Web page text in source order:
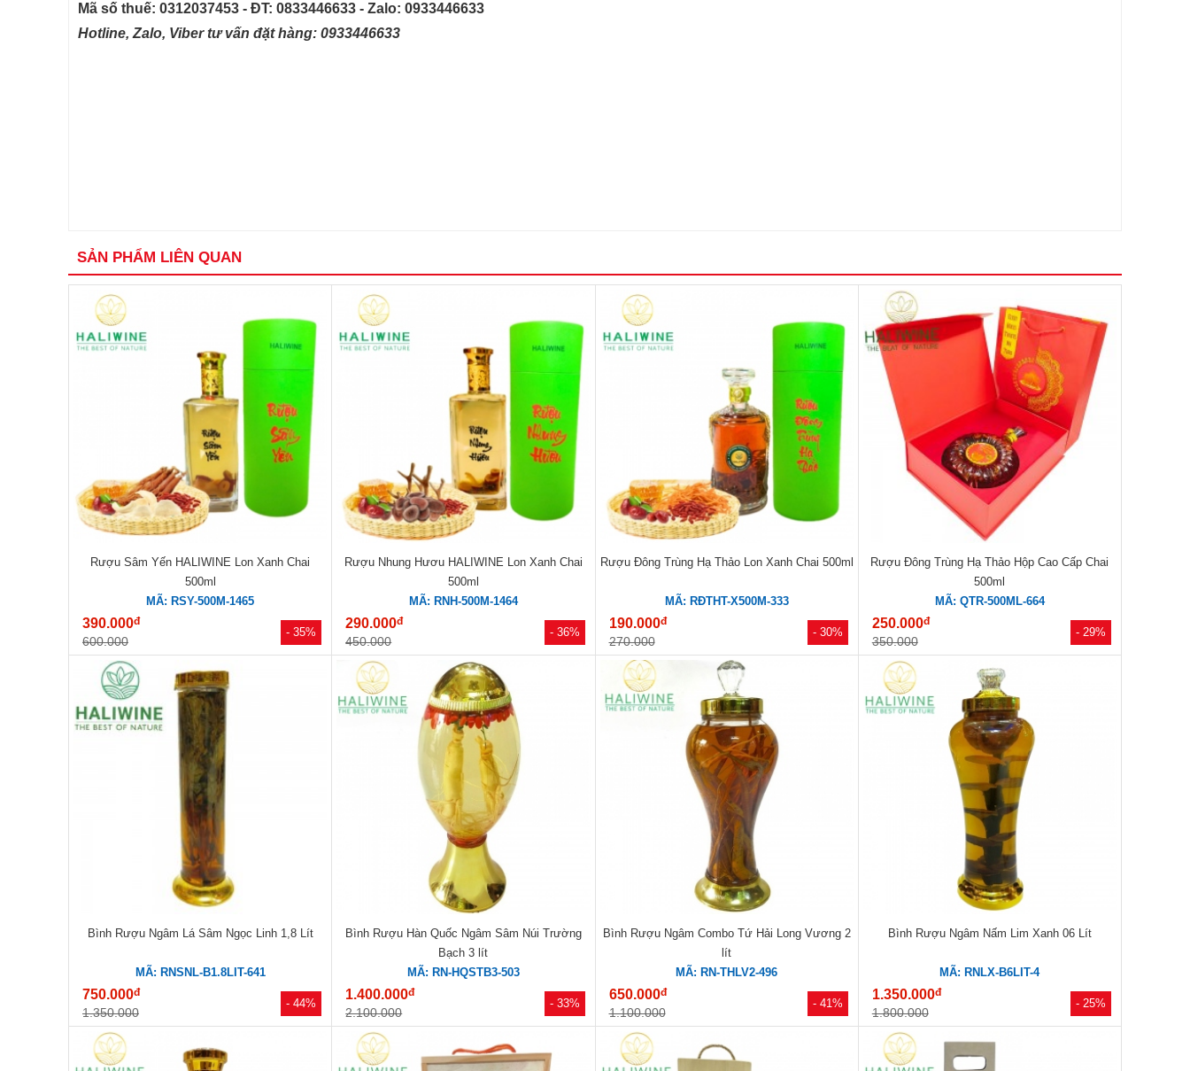
Mã số thuế: 0312037453 - ĐT: 0833446633 - Zalo: 0933446633
Hotline, Zalo, Viber tư vấn đặt hàng: 0933446633
SẢN PHẨM LIÊN QUAN
- 35%
Rượu Sâm Yến HALIWINE Lon Xanh Chai
500ml
MÃ: RSY-500M-1465
390.000đ
600.000
- 36%
Rượu Nhung Hươu HALIWINE Lon Xanh Chai
500ml
MÃ: RNH-500M-1464
290.000đ
450.000
- 30%
Rượu Đông Trùng Hạ Thảo Lon Xanh Chai 500ml
MÃ: RĐTHT-X500M-333
190.000đ
270.000
- 29%
Rượu Đông Trùng Hạ Thảo Hộp Cao Cấp Chai
500ml
MÃ: QTR-500ML-664
250.000đ
350.000
- 44%
Bình Rượu Ngâm Lá Sâm Ngọc Linh 1,8 Lít
MÃ: RNSNL-B1.8LIT-641
750.000đ
1.350.000
- 33%
Bình Rượu Hàn Quốc Ngâm Sâm Núi Trường
Bạch 3 lít
MÃ: RN-HQSTB3-503
1.400.000đ
2.100.000
- 41%
Bình Rượu Ngâm Combo Tứ Hải Long Vương 2
lít
MÃ: RN-THLV2-496
650.000đ
1.100.000
- 25%
Bình Rượu Ngâm Nấm Lim Xanh 06 Lít
MÃ: RNLX-B6LIT-4
1.350.000đ
1.800.000